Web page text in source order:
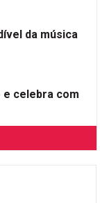
da música
e celebra com